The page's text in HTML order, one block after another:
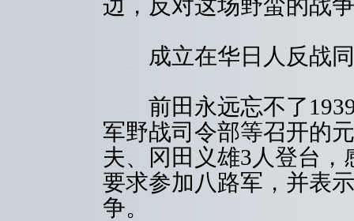
边，反对这场野蛮的战
成立在华日人反战同
前田永远忘不了1939
军野战司令部等召开的
夫、冈田义雄3人登台
要求参加八路军，并表
争。